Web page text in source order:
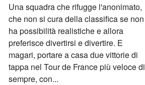
Una squadra che rifugge l'anonimato,
che non si cura della classifica se non
ha possibilità realistiche e allora
preferisce divertirsi e divertire. E
magari, portare a casa due vittorie di
tappa nel Tour de France più veloce di
sempre, con...